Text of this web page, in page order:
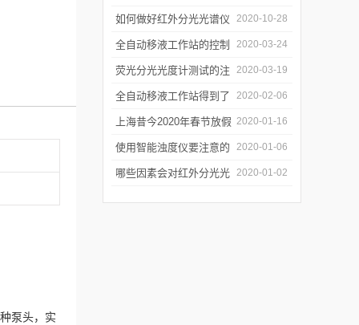
二届上海沪助科研圈发展
年会
如何做好红外分光光谱仪
的防潮工作
2020-10-28
全自动移液工作站的控制
软件有哪些特点
2020-03-24
荧光分光光度计测试的注
意事项有哪些
2020-03-19
全自动移液工作站得到了
广泛的应用
2020-02-06
上海昔今2020年春节放假
通知
2020-01-16
使用智能浊度仪要注意的
几个要点
2020-01-06
哪些因素会对红外分光光 2020-01-02
泵头，实